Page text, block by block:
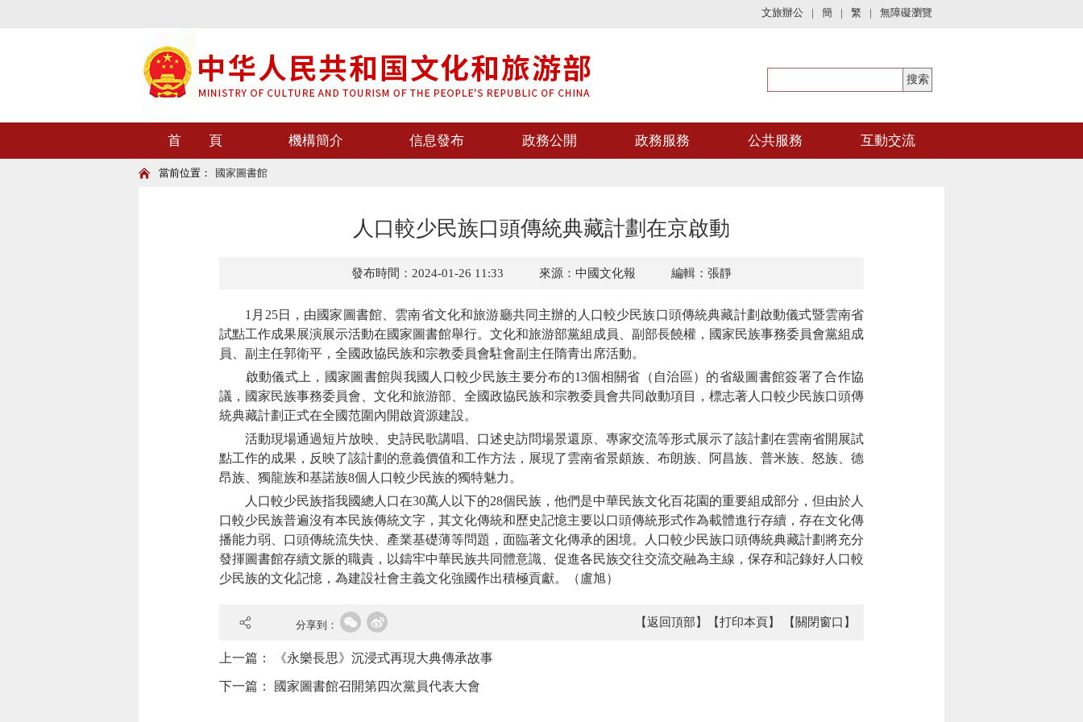
文旅辦公 | 簡 | 繁 | 無障礙瀏覽
首 頁 機構簡介 信息發布 政務公開 政務服務 公共服務 互動交流
當前位置： 國家圖書館
人口較少民族口頭傳統典藏計劃在京啟動
發布時間：2024-01-26 11:33 來源：中國文化報 編輯：張靜
1月25日，由國家圖書館、雲南省文化和旅游廳共同主辦的人口較少民族口頭傳統典藏計劃啟動儀式暨雲南省
試點工作成果展演展示活動在國家圖書館舉行。文化和旅游部黨組成員、副部長饒權，國家民族事務委員會黨組成
員、副主任郭衛平，全國政協民族和宗教委員會駐會副主任隋青出席活動。
啟動儀式上，國家圖書館與我國人口較少民族主要分布的13個相關省（自治區）的省級圖書館簽署了合作協
議，國家民族事務委員會、文化和旅游部、全國政協民族和宗教委員會共同啟動項目，標志著人口較少民族口頭傳
統典藏計劃正式在全國范圍內開啟資源建設。
活動現場通過短片放映、史詩民歌講唱、口述史訪問場景還原、專家交流等形式展示了該計劃在雲南省開展試
點工作的成果，反映了該計劃的意義價值和工作方法，展現了雲南省景頗族、布朗族、阿昌族、普米族、怒族、德
昂族、獨龍族和基諾族8個人口較少民族的獨特魅力。
人口較少民族指我國總人口在30萬人以下的28個民族，他們是中華民族文化百花園的重要組成部分，但由於人
口較少民族普遍沒有本民族傳統文字，其文化傳統和歷史記憶主要以口頭傳統形式作為載體進行存續，存在文化傳
播能力弱、口頭傳統流失快、產業基礎薄等問題，面臨著文化傳承的困境。人口較少民族口頭傳統典藏計劃將充分
發揮圖書館存續文脈的職責，以鑄牢中華民族共同體意識、促進各民族交往交流交融為主線，保存和記錄好人口較
少民族的文化記憶，為建設社會主義文化強國作出積極貢獻。（盧旭）
分享到： 【返回頂部】 【打印本頁】 【關閉窗口】
上一篇： 《永樂長思》沉浸式再現大典傳承故事
下一篇： 國家圖書館召開第四次黨員代表大會